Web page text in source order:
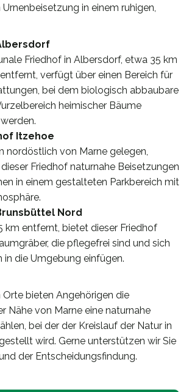
in einem ruhigen,
Friedhof in Albersdorf, etwa 35 km
verfügt über einen Bereich für
bei dem biologisch abbaubare
heimischer Bäume
Itzehoe
nordöstlich von Marne gelegen,
Friedhof naturnahe Beisetzungen
in einem gestalteten Parkbereich mit
Nord
km entfernt, bietet dieser Friedhof
die pflegefrei sind und sich
in die Umgebung einfügen.
bieten Angehörigen die
Nähe von Marne eine naturnahe
bei der der Kreislauf der Natur in
wird. Gerne unterstützen wir Sie
der Entscheidungsfindung.